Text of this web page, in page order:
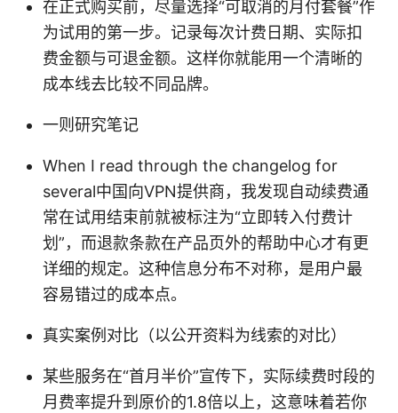
在正式购买前，尽量选择“可取消的月付套餐”作
为试用的第一步。记录每次计费日期、实际扣
费金额与可退金额。这样你就能用一个清晰的
成本线去比较不同品牌。
一则研究笔记
When I read through the changelog for
several中国向VPN提供商，我发现自动续费通
常在试用结束前就被标注为“立即转入付费计
划”，而退款条款在产品页外的帮助中心才有更
详细的规定。这种信息分布不对称，是用户最
容易错过的成本点。
真实案例对比（以公开资料为线索的对比）
某些服务在“首月半价”宣传下，实际续费时段的
月费率提升到原价的1.8倍以上，这意味着若你